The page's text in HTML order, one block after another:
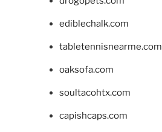
ediblechalk.com
tabletennisnearme.com
oaksofa.com
soultacohtx.com
capishcaps.com